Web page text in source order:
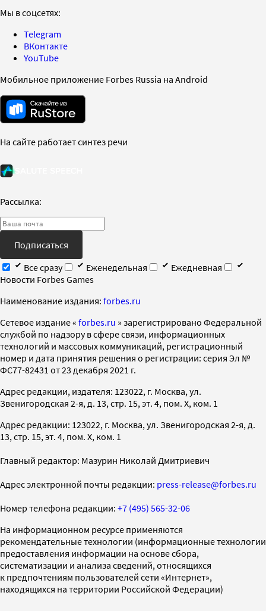
Мы в соцсетях:
Telegram
ВКонтакте
YouTube
Мобильное приложение Forbes Russia на Android
На сайте работает синтез речи
Рассылка:
Подписаться
Все сразу
Еженедельная
Ежедневная
Новости Forbes Games
Наименование издания: forbes.ru
Cетевое издание « forbes.ru » зарегистрировано Федеральной
службой по надзору в сфере связи, информационных
технологий и массовых коммуникаций, регистрационный
номер и дата принятия решения о регистрации: серия Эл №
ФС77-82431 от 23 декабря 2021 г.
Адрес редакции, издателя: 123022, г. Москва, ул.
Звенигородская 2-я, д. 13, стр. 15, эт. 4, пом. X, ком. 1
Адрес редакции: 123022, г. Москва, ул. Звенигородская 2-я, д.
13, стр. 15, эт. 4, пом. X, ком. 1
Главный редактор: Мазурин Николай Дмитриевич
Адрес электронной почты редакции: press-release@forbes.ru
Номер телефона редакции: +7 (495) 565-32-06
На информационном ресурсе применяются
рекомендательные технологии (информационные технологии
предоставления информации на основе сбора,
систематизации и анализа сведений, относящихся
к предпочтениям пользователей сети «Интернет»,
находящихся на территории Российской Федерации)